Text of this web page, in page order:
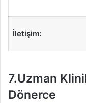
İletişim:
7.Uzman
Dönerce